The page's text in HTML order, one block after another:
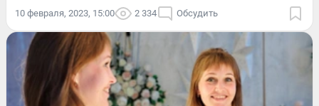
10 февраля, 2023, 15:00 2 334 Обсудить